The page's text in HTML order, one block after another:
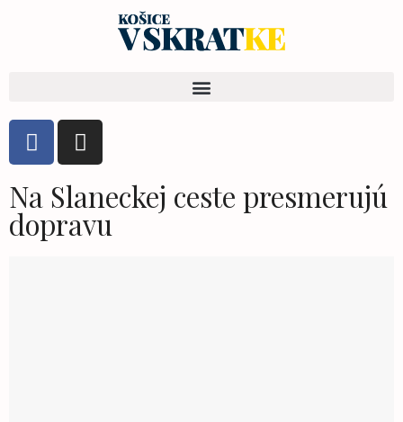
Na Slaneckej ceste presmerujú
dopravu